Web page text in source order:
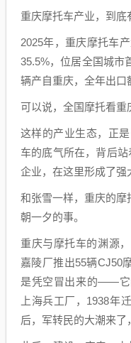
重庆摩托车产业，到底
2025年，重庆摩托车
35.5%，位居全国城市
辆产自重庆，全年出口
可以说，全国摩托看重
这样的产业生态，正
车的底气所在，背后
企业，在这里形成了强
和张雪一样，重庆的
朝一夕的事。
重庆与摩托车的渊源
嘉陵厂推出55辆CJ50
是凭空冒出来的——它
上海兵工厂，1938年
后，军转民的大潮来了